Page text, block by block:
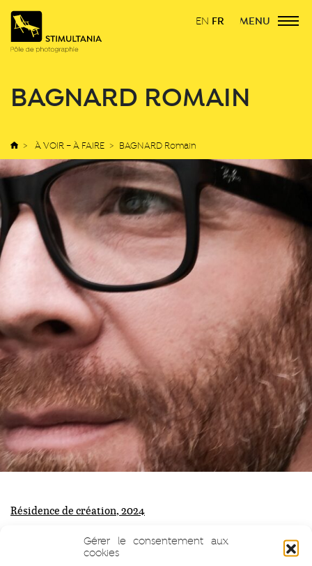
Gérer le consentement aux
cookies
EN FR MENU
BAGNARD ROMAIN
À VOIR – À FAIRE BAGNARD Romain
Résidence de création, 2024